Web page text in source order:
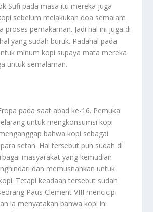
Sufi pada masa itu mereka juga
sebelum melakukan doa semalam
proses pemakaman. Jadi hal ini juga di
yang sudah buruk. Padahal pada
minum kopi supaya mata mereka
untuk semalaman.
pada saat abad ke-16. Pemuka
untuk mengkonsumsi kopi
bahwa kopi sebagai
setan. Hal tersebut pun sudah di
masyarakat yang kemudian
dan memusnahkan untuk
Tetapi keadaan tersebut sudah
Paus Clement VIII mencicipi
ia menyatakan bahwa kopi ini